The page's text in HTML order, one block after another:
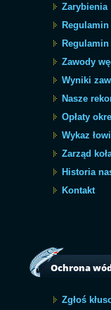
Zarybienia
Regulamin
Zawody
Wyniki
Nasze
Opłaty
Wykaz
Zarząd
Historia
Kontakt
Ochrona
Zgłoś